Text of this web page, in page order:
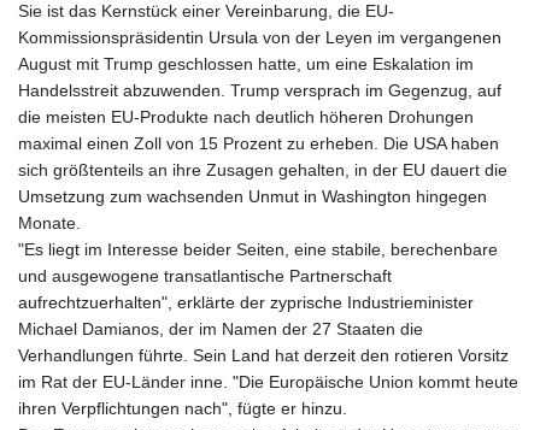
IMP 0.856496
INR 109.762882
IQD
1512.462949
IRR
1584348.162378
ISK 142.411184
JEP 0.856496
JOD 0.81702
JPY 182.503455
KES 149.119782
KGS 100.775889
KHR
4683.930475
KMF 492.065825
Sie ist das Kernstück einer Vereinbarung, die EU-
Kommissionspräsidentin Ursula von der Leyen im vergangenen
August mit Trump geschlossen hatte, um eine Eskalation im
Handelsstreit abzuwenden. Trump versprach im Gegenzug, auf
die meisten EU-Produkte nach deutlich höheren Drohungen
maximal einen Zoll von 15 Prozent zu erheben. Die USA haben
sich größtenteils an ihre Zusagen gehalten, in der EU dauert die
Umsetzung zum wachsenden Unmut in Washington hingegen
Monate.
"Es liegt im Interesse beider Seiten, eine stabile, berechenbare
und ausgewogene transatlantische Partnerschaft
aufrechtzuerhalten", erklärte der zyprische Industrieminister
Michael Damianos, der im Namen der 27 Staaten die
Verhandlungen führte. Sein Land hat derzeit den rotieren Vorsitz
im Rat der EU-Länder inne. "Die Europäische Union kommt heute
ihren Verpflichtungen nach", fügte er hinzu.